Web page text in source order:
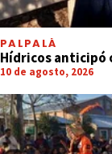
PALPALÁ
Hídricos anticipó
10 de agosto, 2026